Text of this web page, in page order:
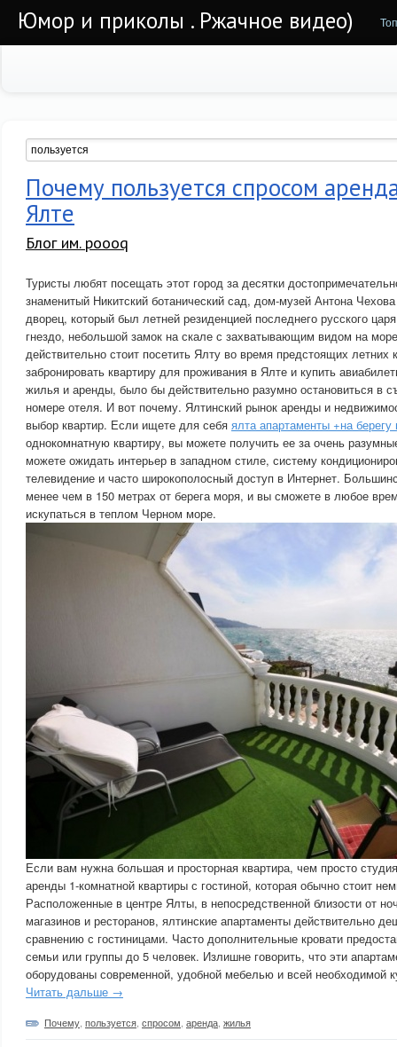
Юмор и приколы . Ржачное видео)
Почему пользуется спросом
Ялте
Блог им. poooq
Туристы любят посещать этот город за десятки
знаменитый Никитский ботанический сад, дом-музей Антона
дворец, который был летней резиденцией последнего русского
гнездо, небольшой замок на скале с захватывающим видом на
действительно стоит посетить Ялту во время предстоящих летних
забронировать квартиру для проживания в Ялте и купить
жилья и аренды, было бы действительно разумно остановиться в
номере отеля. И вот почему. Ялтинский рынок аренды и
выбор квартир. Если ищете для себя ялта апартаменты +на берегу
однокомнатную квартиру, вы можете получить ее за очень
можете ожидать интерьер в западном стиле, систему
телевидение и часто широкополосный доступ в Интернет.
менее чем в 150 метрах от берега моря, и вы сможете в любое
искупаться в теплом Черном море.
Если вам нужна большая и просторная квартира, чем просто
аренды 1-комнатной квартиры с гостиной, которая обычно стоит
Расположенные в центре Ялты, в непосредственной близости от
магазинов и ресторанов, ялтинские апартаменты действительно
сравнению с гостиницами. Часто дополнительные кровати
семьи или группы до 5 человек. Излишне говорить, что эти
оборудованы современной, удобной мебелью и всей необходимой
Читать дальше →
Почему пользуется спросом аренда жилья